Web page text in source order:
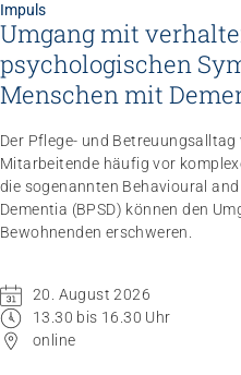
Impuls
Umgang mit
psychologischen
Demenz
20.08.2026 online
Impuls
Umgang mit
psychologischen
Menschen mit
Der Pflege- und
Mitarbeitende häufig vor
die sogenannten Behavioural
Dementia (BPSD) können den
Bewohnenden erschweren.
20. August 2026
13.30 bis 16.30 Uhr
online